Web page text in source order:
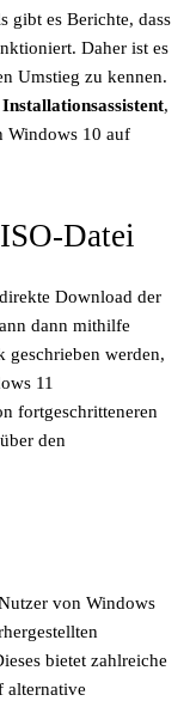
gibt es Berichte, dass
Daher ist es
Umstieg zu kennen.
,
Windows 10 auf
Datei
Download der
dann mithilfe
geschrieben werden,
11
fortgeschritteneren
den
von Windows
bietet zahlreiche
alternative